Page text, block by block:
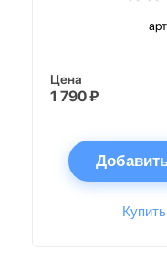
Цена
1 790 ₽